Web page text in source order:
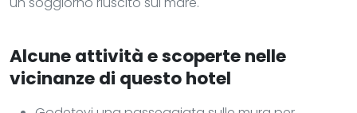
Alcune attività e scoperte nelle
vicinanze di questo hotel